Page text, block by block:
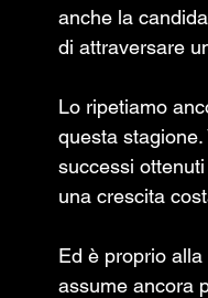
anche la
di attraversare
Lo ripetiamo
questa
successi
una crescita
Ed è proprio
assume ancora